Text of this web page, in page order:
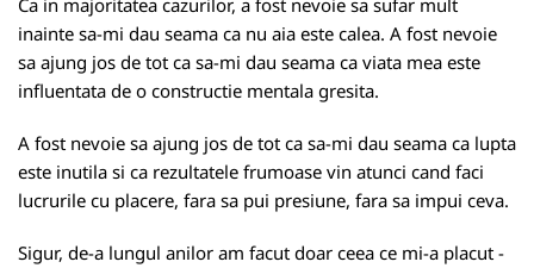
Ca in majoritatea cazurilor, a fost nevoie sa sufar mult
inainte sa-mi dau seama ca nu aia este calea. A fost nevoie
sa ajung jos de tot ca sa-mi dau seama ca viata mea este
influentata de o constructie mentala gresita.
A fost nevoie sa ajung jos de tot ca sa-mi dau seama ca lupta
este inutila si ca rezultatele frumoase vin atunci cand faci
lucrurile cu placere, fara sa pui presiune, fara sa impui ceva.
Sigur, de-a lungul anilor am facut doar ceea ce mi-a placut -